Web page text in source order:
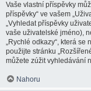
Vaše vlastní příspěvky
příspěvky“ ve vašem
„Vyhledat příspěvky
vaše uživatelské jméno),
„Rychlé odkazy“, která
použijte stránku
můžete zúžit vyhledávání
Nahoru